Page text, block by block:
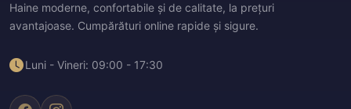
Haine moderne, confortabile și de calitate, la prețuri
avantajoase. Cumpărături online rapide și sigure.
Luni - Vineri: 09:00 - 17:30